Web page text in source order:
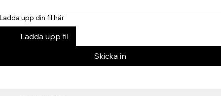
upp din fil här
Ladda upp fil
Skicka in